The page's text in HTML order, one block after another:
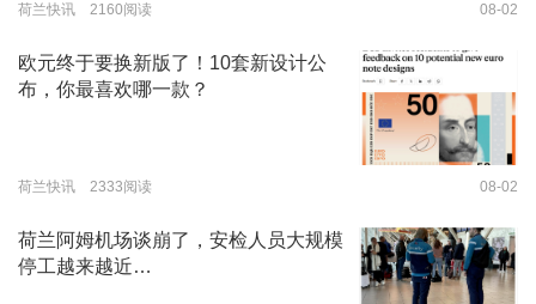
荷兰快讯 2160阅读 08-02
欧元终于要换新版了！10套新设计公
布，你最喜欢哪一款？
荷兰快讯 2333阅读 08-02
荷兰阿姆机场谈崩了，安检人员大规模
停工越来越近…